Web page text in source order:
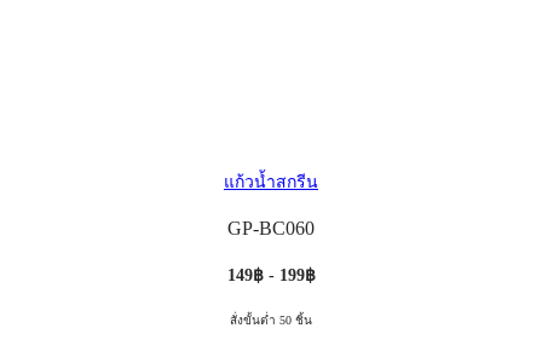
แก้วน้ำสกรีน
GP-BC060
149฿ - 199฿
สั่งขั้นต่ำ 50 ชิ้น